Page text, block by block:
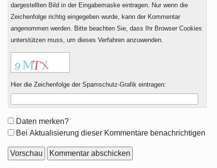
dargestellten Bild in der Eingabemaske eintragen. Nur wenn die
Zeichenfolge richtig eingegeben wurde, kann der Kommentar
angenommen werden. Bitte beachten Sie, dass Ihr Browser Cookies
unterstützen muss, um dieses Verfahren anzuwenden.
Hier die Zeichenfolge der Spamschutz-Grafik eintragen:
Formular-
Optionen
Daten merken?
Bei Aktualisierung dieser Kommentare benachrichtigen